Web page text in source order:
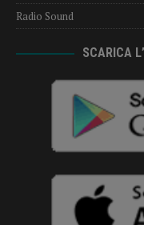
Radio Sound
SCARICA